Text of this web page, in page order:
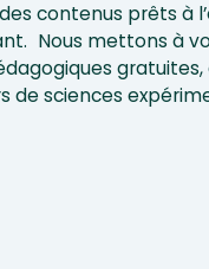
contenus prêts à
Nous mettons à
de sciences